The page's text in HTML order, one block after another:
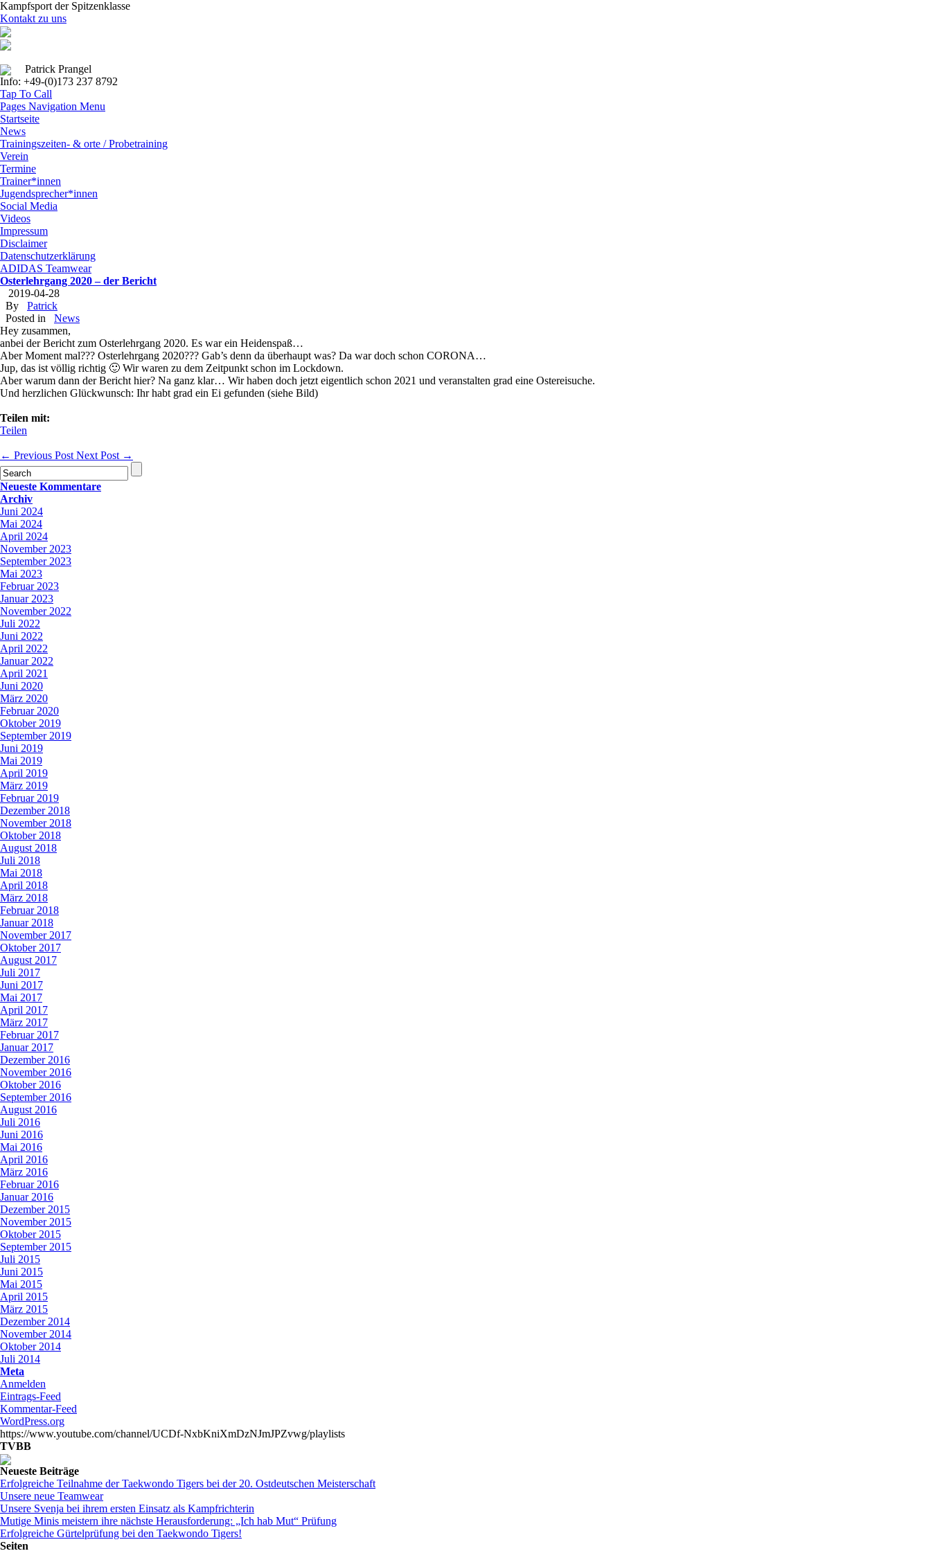
Kampfsport der Spitzenklasse
Kontakt zu uns
Patrick Prangel
Info: +49-(0)173 237 8792
Tap To Call
Pages Navigation Menu
Startseite
News
Trainingszeiten- & orte / Probetraining
Verein
Termine
Trainer*innen
Jugendsprecher*innen
Social Media
Videos
Impressum
Disclaimer
Datenschutzerklärung
ADIDAS Teamwear
Osterlehrgang 2020 – der Bericht
2019-04-28
By
Patrick
Posted in
News
Hey zusammen,
anbei der Bericht zum Osterlehrgang 2020. Es war ein Heidenspaß…
Aber Moment mal??? Osterlehrgang 2020??? Gab’s denn da überhaupt was? Da war doch schon CORONA…
Jup, das ist völlig richtig 🙂 Wir waren zu dem Zeitpunkt schon im Lockdown.
Aber warum dann der Bericht hier? Na ganz klar… Wir haben doch jetzt eigentlich schon 2021 und veranstalten grad eine Ostereisuche.
Und herzlichen Glückwunsch: Ihr habt grad ein Ei gefunden (siehe Bild)
Teilen mit:
Teilen
← Previous Post Next Post →
Neueste Kommentare
Archiv
Juni 2024
Mai 2024
April 2024
November 2023
September 2023
Mai 2023
Februar 2023
Januar 2023
November 2022
Juli 2022
Juni 2022
April 2022
Januar 2022
April 2021
Juni 2020
März 2020
Februar 2020
Oktober 2019
September 2019
Juni 2019
Mai 2019
April 2019
März 2019
Februar 2019
Dezember 2018
November 2018
Oktober 2018
August 2018
Juli 2018
Mai 2018
April 2018
März 2018
Februar 2018
Januar 2018
November 2017
Oktober 2017
August 2017
Juli 2017
Juni 2017
Mai 2017
April 2017
März 2017
Februar 2017
Januar 2017
Dezember 2016
November 2016
Oktober 2016
September 2016
August 2016
Juli 2016
Juni 2016
Mai 2016
April 2016
März 2016
Februar 2016
Januar 2016
Dezember 2015
November 2015
Oktober 2015
September 2015
Juli 2015
Juni 2015
Mai 2015
April 2015
März 2015
Dezember 2014
November 2014
Oktober 2014
Juli 2014
Meta
Anmelden
Eintrags-Feed
Kommentar-Feed
WordPress.org
https://www.youtube.com/channel/UCDf-NxbKniXmDzNJmJPZvwg/playlists
TVBB
Neueste Beiträge
Erfolgreiche Teilnahme der Taekwondo Tigers bei der 20. Ostdeutschen Meisterschaft
Unsere neue Teamwear
Unsere Svenja bei ihrem ersten Einsatz als Kampfrichterin
Mutige Minis meistern ihre nächste Herausforderung: „Ich hab Mut“ Prüfung
Erfolgreiche Gürtelprüfung bei den Taekwondo Tigers!
Seiten